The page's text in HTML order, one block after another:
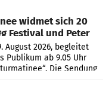
widmet sich 20
Festival und Peter
August 2026, begleitet
Publikum ab 9.05 Uhr
Die Sendung
„20 Jahre